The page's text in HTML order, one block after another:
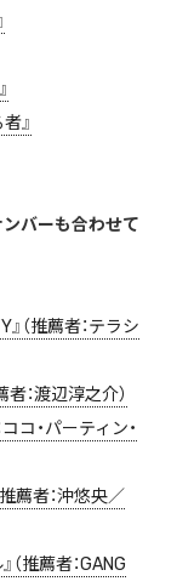
』
ンバーも合わせて
』（推薦者：テラシ
者：渡辺淳之介）
コ・パーティン・
推薦者：沖悠央／
（推薦者：GANG